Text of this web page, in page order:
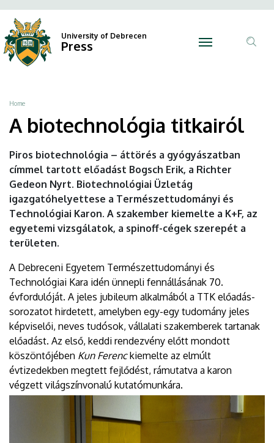
A
biotechnológia
titkairól
University
of
Debrecen
Skip
main
content
fiók
University of Debrecen
Press
Breadcrumb
Home
A biotechnológia titkairól
Piros biotechnológia – áttörés a gyógyászatban
címmel tartott előadást Bogsch Erik, a Richter
Gedeon Nyrt. Biotechnológiai Üzletág
igazgatóhelyettese a Természettudományi és
Technológiai Karon. A szakember kiemelte a K+F, az
egyetemi vizsgálatok, a spinoff-cégek szerepét a
területen.
A Debreceni Egyetem Természettudományi és
Technológiai Kara idén ünnepli fennállásának 70.
évfordulóját. A jeles jubileum alkalmából a TTK előadás-
sorozatot hirdetett, amelyben egy-egy tudomány jeles
képviselői, neves tudósok, vállalati szakemberek tartanak
előadást. Az első, keddi rendezvény előtt mondott
köszöntőjében Kun Ferenckiemelte az elmúlt
évtizedekben megtett fejlődést, rámutatva a karon
végzett világszínvonalú kutatómunkára.